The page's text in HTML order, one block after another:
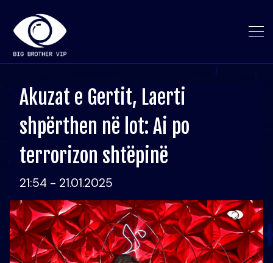
Akuzat e Gertit, Laerti
shpërthen në lot: Ai po
terrorizon shtëpinë
21:54 - 21.01.2025